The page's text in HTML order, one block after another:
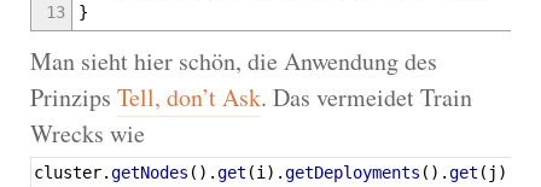
13
}
Man sieht hier schön, die Anwendung des
Prinzips Tell, don’t Ask. Das vermeidet Train
Wrecks wie
cluster.getNodes ( ) .get (i ) .getDeployments ( ) .get ( j )